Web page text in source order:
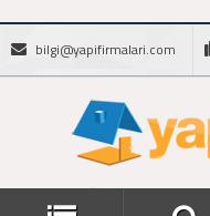
bilgi@yapifirmalari.com